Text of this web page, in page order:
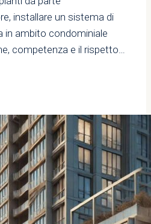
installare un sistema di
in ambito condominiale
competenza e il rispetto…